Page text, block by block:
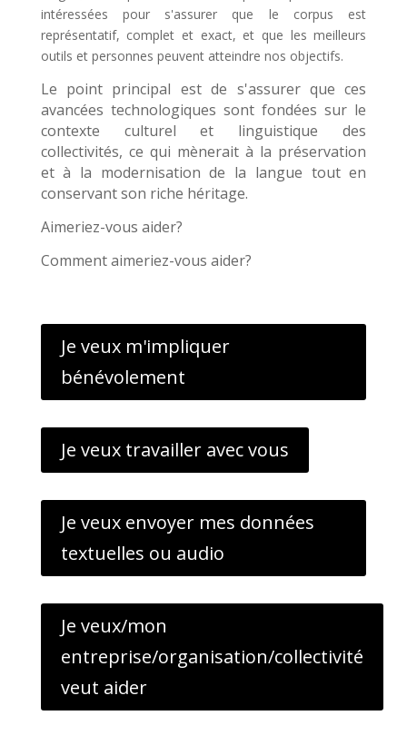
intéressées pour s'assurer que le corpus est
représentatif, complet et exact, et que les meilleurs
outils et personnes peuvent atteindre nos objectifs.
Le point principal est de s'assurer que ces
avancées technologiques sont fondées sur le
contexte culturel et linguistique des
collectivités, ce qui mènerait à la préservation
et à la modernisation de la langue tout en
conservant son riche héritage.
Aimeriez-vous aider?
Comment aimeriez-vous aider?
Je veux m'impliquer
bénévolement
Je veux travailler avec vous
Je veux envoyer mes données
textuelles ou audio
Je veux/mon
entreprise/organisation/collectivité
veut aider